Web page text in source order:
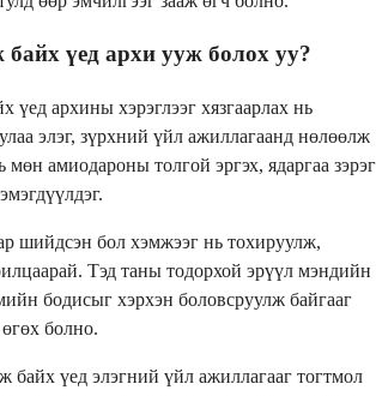
үед архи ууж болох уу?
үед архины хэрэглээг хязгаарлах нь
элэг, зүрхний үйл ажиллагаанд нөлөөлж
амиодароны толгой эргэх, ядаргаа зэрэг
шийдсэн бол хэмжээг нь тохируулж,
Тэд таны тодорхой эрүүл мэндийн
бодисыг хэрхэн боловсруулж байгааг
болно.
байх үед элэгний үйл ажиллагааг тогтмол